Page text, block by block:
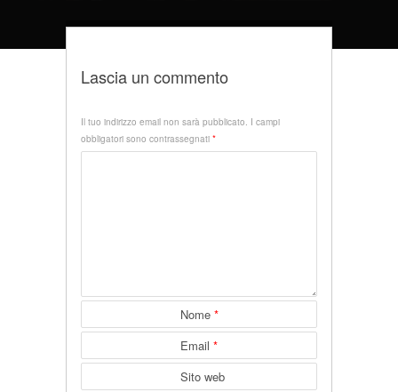
Lascia un commento
Il tuo indirizzo email non sarà pubblicato. I campi
obbligatori sono contrassegnati *
Nome *
Email *
Sito web